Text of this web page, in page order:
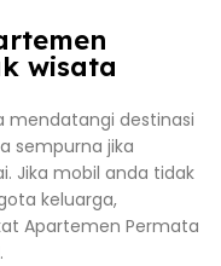
wisata
mendatangi destinasi
sempurna jika
Jika mobil anda tidak
keluarga,
Apartemen Permata